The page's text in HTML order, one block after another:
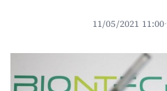
11/05/2021 11:00·